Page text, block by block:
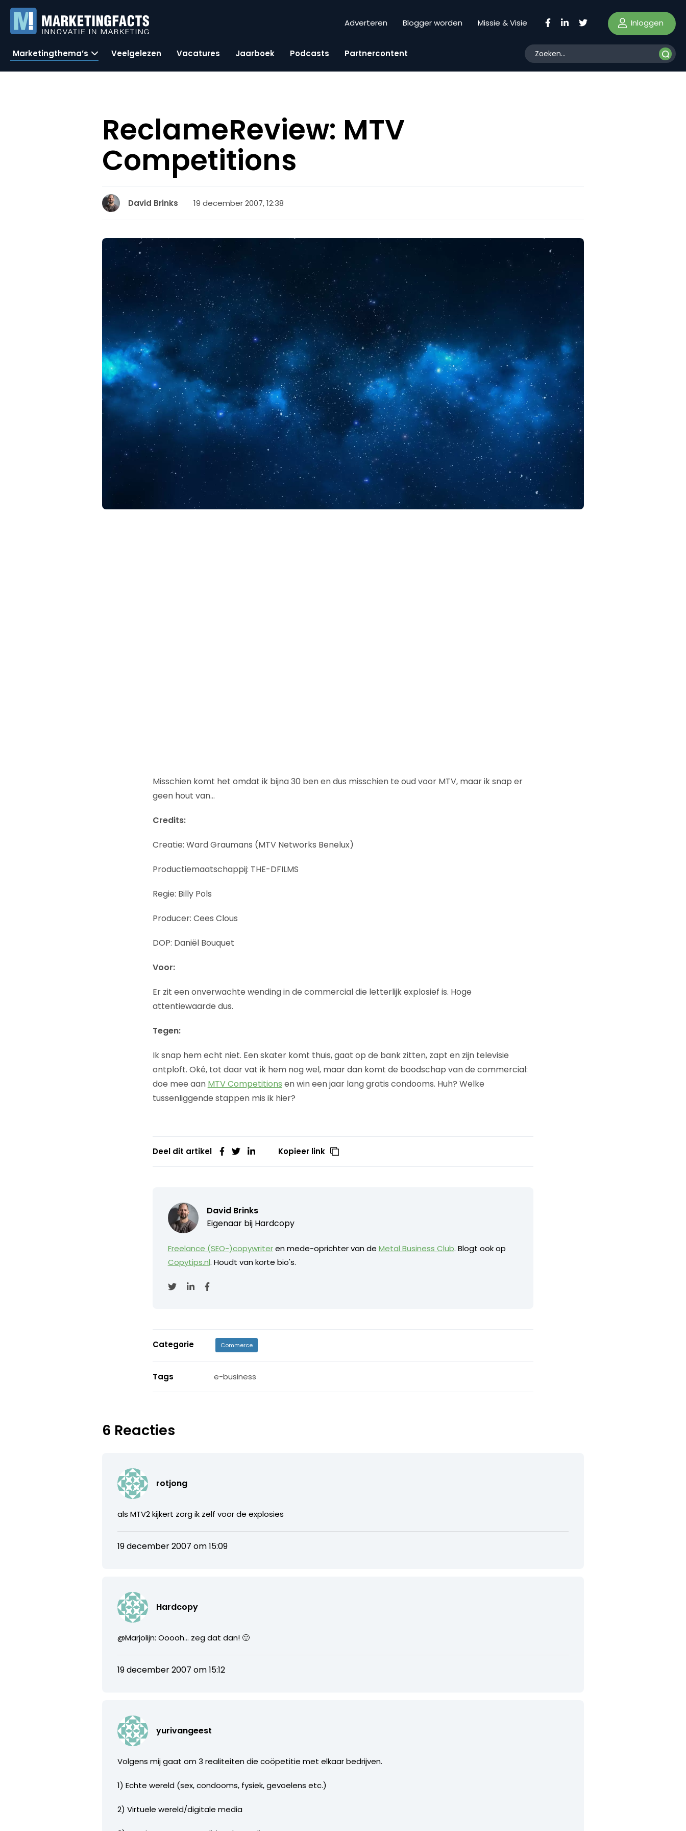
Adverteren Blogger worden Missie & Visie Inloggen
Marketingthema’s Veelgelezen Vacatures Jaarboek Podcasts Partnercontent
ReclameReview: MTV
Competitions
David Brinks 19 december 2007, 12:38
Misschien komt het omdat ik bijna 30 ben en dus misschien te oud voor MTV, maar ik snap er
geen hout van…
Credits:
Creatie: Ward Graumans (MTV Networks Benelux)
Productiemaatschappij: THE-DFILMS
Regie: Billy Pols
Producer: Cees Clous
DOP: Daniël Bouquet
Voor:
Er zit een onverwachte wending in de commercial die letterlijk explosief is. Hoge
attentiewaarde dus.
Tegen:
Ik snap hem echt niet. Een skater komt thuis, gaat op de bank zitten, zapt en zijn televisie
ontploft. Oké, tot daar vat ik hem nog wel, maar dan komt de boodschap van de commercial:
doe mee aan MTV Competitions en win een jaar lang gratis condooms. Huh? Welke
tussenliggende stappen mis ik hier?
Deel dit artikel Kopieer link
David Brinks
Eigenaar bij Hardcopy
Freelance (SEO-)copywriteren mede-oprichter van de Metal Business Club. Blogt ook op
Copytips.nl. Houdt van korte bio's.
Categorie Commerce
Tags e-business
6 Reacties
rotjong
als MTV2 kijkert zorg ik zelf voor de explosies
19 december 2007 om 15:09
Hardcopy
@Marjolijn: Ooooh… zeg dat dan! 🙂
19 december 2007 om 15:12
yurivangeest
Volgens mij gaat om 3 realiteiten die coöpetitie met elkaar bedrijven.
1) Echte wereld (sex, condooms, fysiek, gevoelens etc.)
2) Virtuele wereld/digitale media